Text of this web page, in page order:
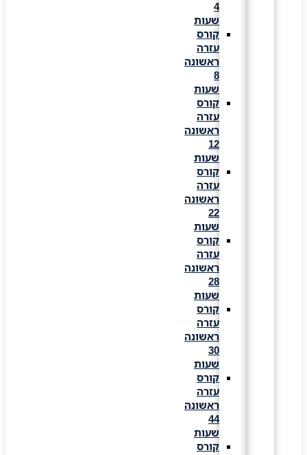
שעות
קורס
עזרה
ראשונה
שעות
קורס
עזרה
ראשונה
שעות
קורס
עזרה
ראשונה
שעות
קורס
עזרה
ראשונה
שעות
קורס
עזרה
ראשונה
שעות
קורס
עזרה
ראשונה
שעות
קורס